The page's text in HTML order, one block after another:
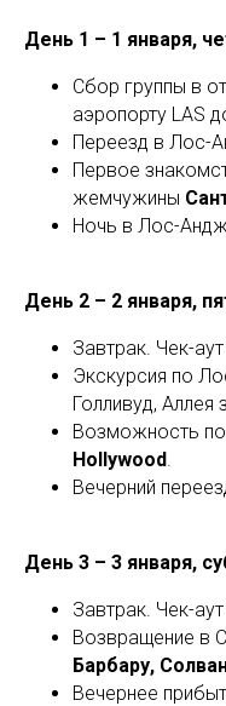
День 1 – 1 января,
Сбор группы в
аэропорту LAS
Переезд в Лос-
Первое
жемчужины
Ночь в Лос-
День 2 – 2 января,
Завтрак. Чек-аут
Экскурсия по
Голливуд, Аллея
Возможность
Hollywood.
Вечерний
День 3 – 3 января,
Завтрак. Чек-аут
Возвращение в
Барбару,
Вечернее